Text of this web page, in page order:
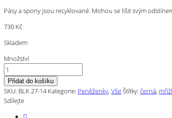
Pásy a spony jsou recyklované. Mohou se lišit svým
730 Kč
Skladem
Množství
Přidat do košíku
SKU: BLK 27-14 Kategorie: Peněženky, VšeŠtítky: černá,
Sdílejte